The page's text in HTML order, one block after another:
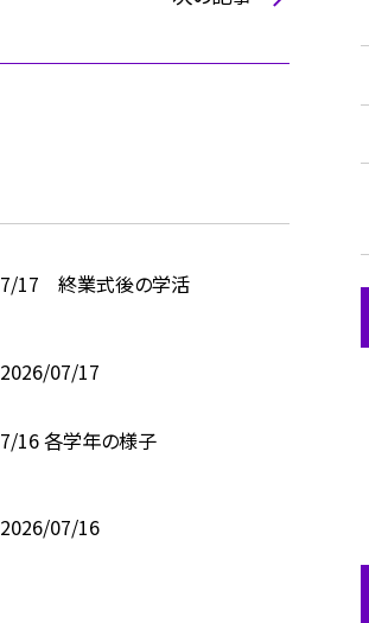
7/17 終業式後の学活
2026/07/17
7/16 各学年の様子
2026/07/16